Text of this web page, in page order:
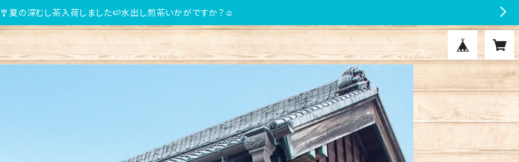
🎐夏の深むし茶入荷しました🍉水出し煎茶いかがですか？☺